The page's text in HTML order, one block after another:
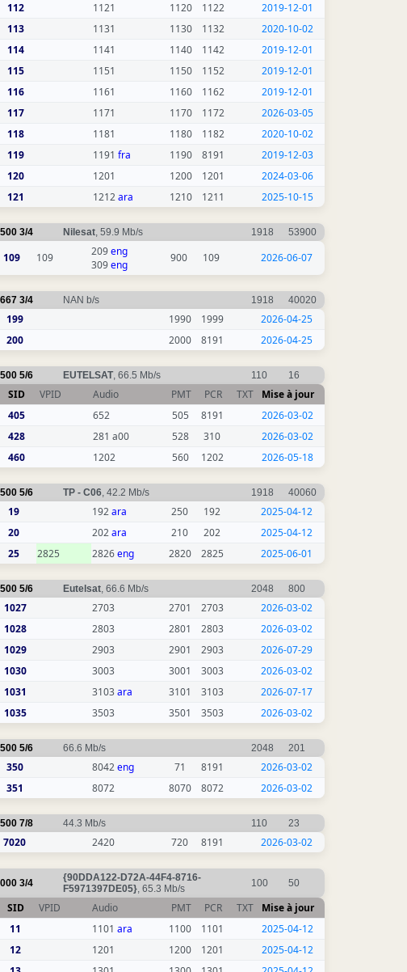
112 1121 1120 1122
2019-12-01
113 1131 1130 1132
2020-10-02
114 1141 1140 1142
2019-12-01
115 1151 1150 1152
2019-12-01
116 1161 1160 1162
2019-12-01
117 1171 1170 1172
2026-03-05
118 1181 1180 1182
2020-10-02
119 1191 fra 1190 8191
2019-12-03
120 1201 1200 1201
2024-03-06
121 1212ara 1210 1211 2025-10-15
3/4 Nilesat, 59.9 Mb/s 1918 53900
109 109 209eng
309eng
900 109 2026-06-07
3/4 NAN b/s 1918 40020
199 1990 1999
2026-04-25
200 2000 8191 2026-04-25
5/6 EUTELSAT, 66.5 Mb/s 110 16
SID VPID Audio PMT PCR TXT
Mise à jour
405 652 505 8191
2026-03-02
428 281 a00 528 310
2026-03-02
460 1202 560 1202 2026-05-18
5/6 TP - C06, 42.2 Mb/s 1918 40060
19 192ara 250 192
2025-04-12
20 202ara 210 202
2025-04-12
25 2825 2826eng 2820 2825 2025-06-01
5/6 Eutelsat, 66.6 Mb/s 2048 800
1027 2703 2701 2703
2026-03-02
1028 2803 2801 2803
2026-03-02
1029 2903 2901 2903
2026-07-29
1030 3003 3001 3003
2026-03-02
1031 3103ara 3101 3103
2026-07-17
1035 3503 3501 3503 2026-03-02
5/6 66.6 Mb/s 2048 201
350 8042eng 71 8191
2026-03-02
351 8072 8070 8072 2026-03-02
7/8 44.3 Mb/s 110 23
7020 2420 720 8191 2026-03-02
3/4
{90DDA122-D72A-44F4-8716-
F5971397DE05}, 65.3 Mb/s 100 50
SID VPID Audio PMT PCR TXT
Mise à jour
11 1101 ara 1100 1101
2025-04-12
12 1201 1200 1201
2025-04-12